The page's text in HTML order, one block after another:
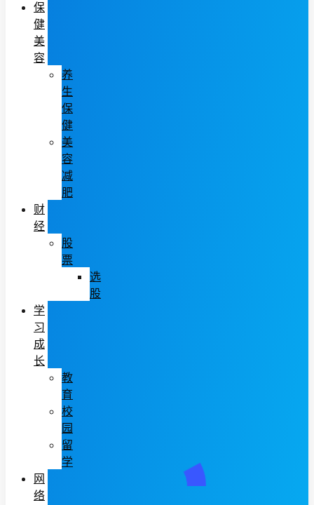
保
健
美
容
养
生
保
健
美
容
减
肥
财
经
股
票
选
股
学
习
成
长
教
育
校
园
留
学
网
络